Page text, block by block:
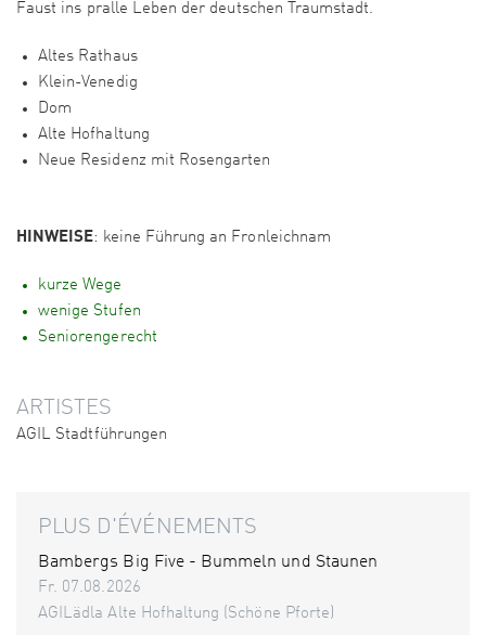
Faust ins pralle Leben der deutschen Traumstadt.
Altes Rathaus
Klein-Venedig
Dom
Alte Hofhaltung
Neue Residenz mit Rosengarten
HINWEISE: keine Führung an Fronleichnam
kurze Wege
wenige Stufen
Seniorengerecht
ARTISTES
AGIL Stadtführungen
PLUS D'ÉVÉNEMENTS
Bambergs Big Five - Bummeln und Staunen
Fr. 07.08.2026
AGILädla Alte Hofhaltung (Schöne Pforte)